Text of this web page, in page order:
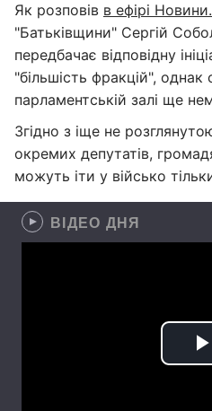
Як розповів в ефірі
"Батьківщини" Сергій
передбачає відповідну
"більшість фракцій",
парламентській залі ще
Згідно з іще не
окремих депутатів,
можуть іти у військо
ВІДЕО ДНЯ